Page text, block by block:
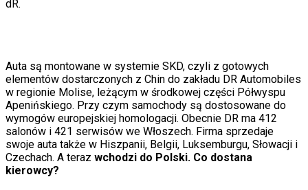
Budowa i remont
Architektura i design
Kupno i wynajem
Film
Aktualności
Premiery
Recenzje
Rozrywka
Technologia
dR.
Auta są montowane w systemie SKD, czyli z gotowych
elementów dostarczonych z Chin do zakładu DR Automobiles
w regionie Molise, leżącym w środkowej części Półwyspu
Apenińskiego. Przy czym samochody są dostosowane do
wymogów europejskiej homologacji. Obecnie DR ma 412
salonów i 421 serwisów we Włoszech. Firma sprzedaje
swoje auta także w Hiszpanii, Belgii, Luksemburgu, Słowacji i
Czechach. A teraz wchodzi do Polski. Co dostana
kierowcy?